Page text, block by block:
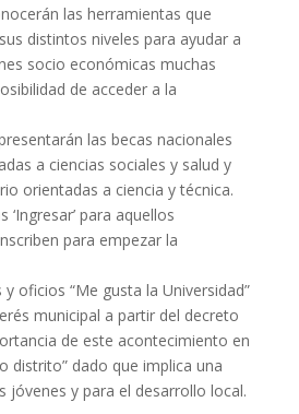
las herramientas que
distintos niveles para ayudar a
socio económicas muchas
de acceder a la
las becas nacionales
a ciencias sociales y salud y
orientadas a ciencia y técnica.
‘Ingresar’ para aquellos
para empezar la
y oficios “Me gusta la Universidad”
municipal a partir del decreto
de este acontecimiento en
distrito” dado que implica una
jóvenes y para el desarrollo local.